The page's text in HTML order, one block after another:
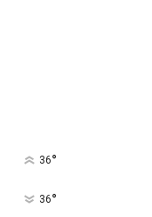
36°
36°